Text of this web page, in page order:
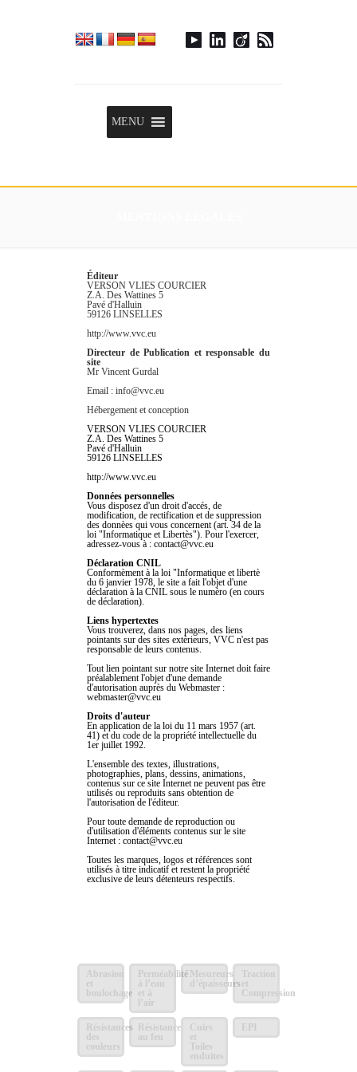
MENU
Éditeur
VERSON VLIES COURCIER
Z.A. Des Wattines 5
Pavé d'Halluin
59126 LINSELLES
http://www.vvc.eu
Directeur de Publication et responsable du
site
Mr Vincent Gurdal
Email : info@vvc.eu
Hébergement et conception
VERSON VLIES COURCIER
Z.A. Des Wattines 5
Pavé d'Halluin
59126 LINSELLES
http://www.vvc.eu
Données personnelles
Vous disposez d'un droit d'accés, de
modification, de rectification et de suppression
des donnèes qui vous concernent (art. 34 de la
loi "Informatique et Libertès"). Pour l'exercer,
adressez-vous à : contact@vvc.eu
Déclaration CNIL
Conformèment à la loi "Informatique et libertè
du 6 janvier 1978, le site a fait l'objet d'une
déclaration à la CNIL sous le numèro (en cours
de déclaration).
Liens hypertextes
Vous trouverez, dans nos pages, des liens
pointants sur des sites extèrieurs, VVC n'est pas
responsable de leurs contenus.
Tout lien pointant sur notre site Internet doit faire
préalablement l'objet d'une demande
d'autorisation auprès du Webmaster :
webmaster@vvc.eu
Droits d'auteur
En application de la loi du 11 mars 1957 (art.
41) et du code de la propriété intellectuelle du
1er juillet 1992.
L'ensemble des textes, illustrations,
photographies, plans, dessins, animations,
contenus sur ce site Internet ne peuvent pas être
utilisés ou reproduits sans obtention de
l'autorisation de l'éditeur.
Pour toute demande de reproduction ou
d'utilisation d'éléments contenus sur le site
Internet : contact@vvc.eu
Toutes les marques, logos et références sont
utilisés à titre indicatif et restent la propriété
exclusive de leurs détenteurs respectifs.
Abrasion
et
boulochage
Perméabilité
à l’eau
et à
l’air
Mesureurs
d’épaisseurs
Traction
et
Compression
Résistances
des
couleurs
Résistance
au feu
Cuirs
et
Toiles
enduites
EPI